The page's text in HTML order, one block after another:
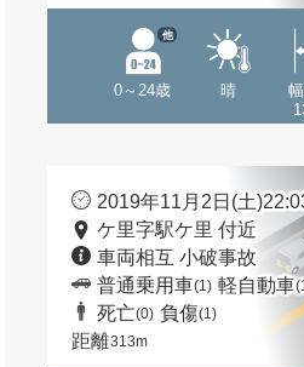
0～24歳
他
晴
2019年11月2日(土
ケ里字駅ケ里 付近
車両相互 小破事故
普通乗用車(1) 軽自動車
死亡(0) 負傷(1)
距離313m